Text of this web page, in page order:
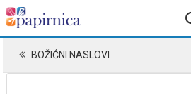
BOŽIĆNI NASLOVI